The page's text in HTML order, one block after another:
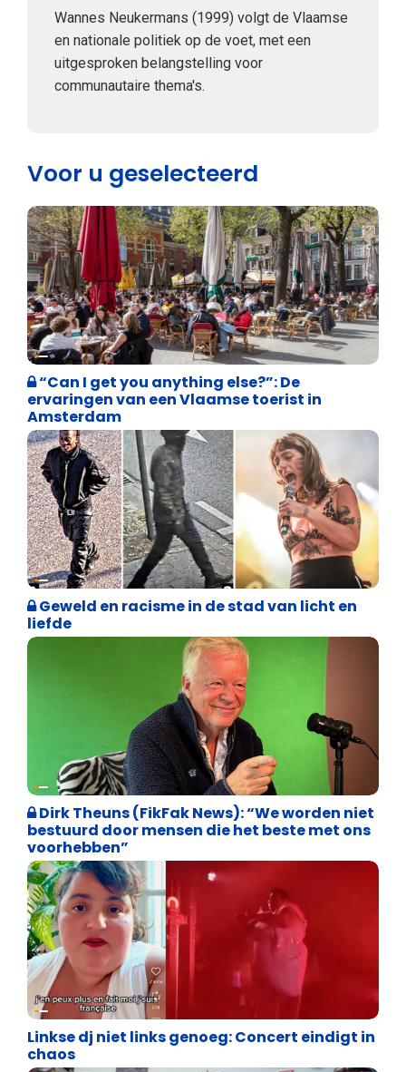
Wannes Neukermans (1999) volgt de Vlaamse
en nationale politiek op de voet, met een
uitgesproken belangstelling voor
communautaire thema's.
Voor u geselecteerd
Vrijheid van meningsuiting
“Can I get you anything else?”: De
ervaringen van een Vlaamse toerist in
Amsterdam
Vrijheid van meningsuiting
Geweld en racisme in de stad van licht en
liefde
Weekblad 't Pallieterke
Dirk Theuns (FikFak News): “We worden niet
bestuurd door mensen die het beste met ons
voorhebben”
Vrijheid van meningsuiting
Linkse dj niet links genoeg: Concert eindigt in
chaos